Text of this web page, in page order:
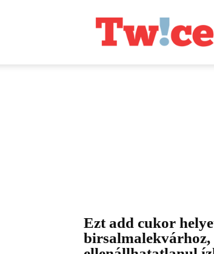
Ezt add cukor
birsalmalekvárhoz,